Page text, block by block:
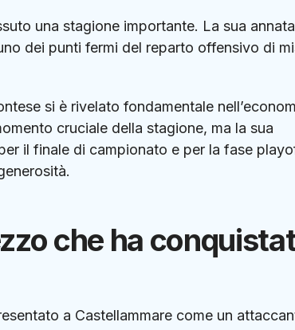
una stagione importante. La sua
dei punti fermi del reparto offensivo di
si è rivelato fondamentale
cruciale della stagione, ma la sua
il finale di campionato e per la fase
che ha
a Castellammare come un